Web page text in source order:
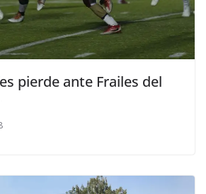
pierde ante Frailes del